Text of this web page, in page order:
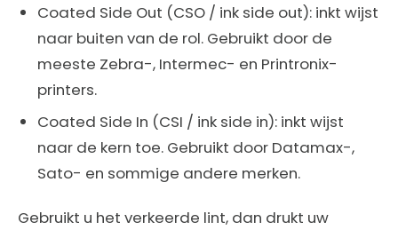
Coated Side Out (CSO / ink side out): inkt wijst
naar buiten van de rol. Gebruikt door de
meeste Zebra-, Intermec- en Printronix-
printers.
Coated Side In (CSI / ink side in): inkt wijst
naar de kern toe. Gebruikt door Datamax-,
Sato- en sommige andere merken.
Gebruikt u het verkeerde lint, dan drukt uw